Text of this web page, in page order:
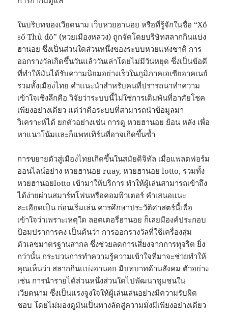
ในบริบทของเวียดนาม เว็บหวยฮานอย หรือที่รู้จักในชื่อ “Xổ
số Thủ đô” (หวยเมืองหลวง) ถูกจัดโดยบริษัทสลากกินแบ่ง
ฮานอย ซึ่งเป็นส่วนใดส่วนหนึ่งของระบบหวยแห่งชาติ การ
ออกรางวัลเกิดขึ้นวันแล้ววันเล่าโดยไม่มีวันหยุด ซึ่งเป็นข้อดี
ที่ทำให้มันได้รับความนิยมอย่างเร็วในภูมิภาคเอเซียอาคเนย์
รวมทั้งเมืองไทย คำแนะนำสำหรับคนที่ปรารถนาทำความ
เข้าใจเชิงลึกคือ วิจัยว่าระบบนี้ไม่ใช่การเดิมพันที่อาศัยโชค
เพียงอย่างเดียว แต่ว่าคือระบบที่สามารถนำข้อมูลมา
วิเคราะห์ได้ ยกตัวอย่างเช่น การดู หวยฮานอย ย้อน หลัง เพื่อ
หาแนวโน้มและก็แพทเทิร์นที่อาจเกิดขึ้นซ้ำ
การขยายตัวสู่เมืองไทยเกิดขึ้นในสมัยดิจิทัล เมื่อแพลตฟอร์ม
ออนไลน์อย่าง หวยฮานอย ruay, หวยฮานอย lotto, รวมทั้ง
หวยฮานอยlotto เข้ามาให้บริการ ทำให้ผู้เล่นสามารถเข้าถึง
ได้ง่ายผ่านสมาร์ทโฟนหรือคอมพิวเตอร์ คำเสนอแนะ
ละเอียดเป็น ก่อนเริ่มเล่น ควรศึกษาประวัติศาสตร์นี้เพื่อ
เข้าใจว่าเพราะเหตุใด ลอตเตอรี่ฮานอย ก็เลยมีองค์ประกอบ
ป้อมปราการคง เป็นต้นว่า การออกรางวัลที่ใช้เครื่องสุ่ม
ตัวเลขมาตรฐานสากล ซึ่งช่วยลดการเสี่ยงจากการทุจริต ยิ่ง
กว่านั้น กระบวนการทำความรู้ความเข้าใจที่มาจะช่วยทำให้
คุณเห็นว่า สลากกินแบ่งฮานอย มีบทบาทด้านสังคม ตัวอย่าง
เช่น การนำรายได้ส่วนหนึ่งส่วนใดไปพัฒนาชุมชนใน
เวียดนาม ซึ่งเป็นแรงจูงใจให้ผู้เล่นเล่นอย่างมีความรับผิด
ชอบ โดยไม่มองดูมันเป็นทางลัดสู่ความมั่งมีเพียงอย่างเดียว